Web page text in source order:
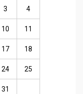
3 4
10 11
17 18
24 25
31